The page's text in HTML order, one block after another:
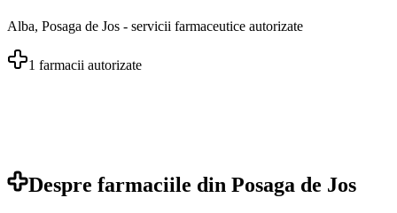
Alba, Posaga de Jos - servicii farmaceutice autorizate
1 farmacii autorizate
Despre farmaciile din Posaga de Jos